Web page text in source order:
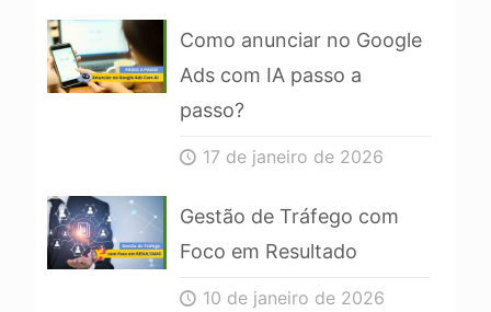
Como anunciar no Google
Ads com IA passo a
passo?
17 de janeiro de 2026
Gestão de Tráfego com
Foco em Resultado
10 de janeiro de 2026